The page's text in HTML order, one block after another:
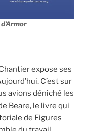
expose ses
C’est sur
avions déniché les
Beare, le livre qui
de Figures